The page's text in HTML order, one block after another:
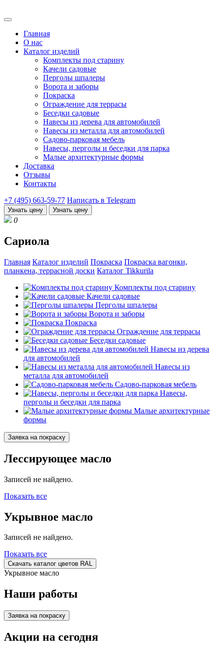
Главная
О нас
Каталог изделий
Комплекты под старину
Качели садовые
Перголы шпалеры
Ворота и заборы
Покраска
Ограждение для террасы
Беседки садовые
Навесы из дерева для автомобилей
Навесы из металла для автомобилей
Садово-парковая мебель
Навесы, перголы и беседки для парка
Малые архитектурные формы
Доставка
Отзывы
Контакты
+7 (495) 663-59-77 Написать в Telegram
Узнать цену Узнать цену
0
Сариола
Главная Каталог изделий Покраска Покраска вагонки,
планкена, террасной доски Каталог Tikkurila
Комплекты под старину
Качели садовые
Перголы шпалеры
Ворота и заборы
Покраска
Ограждение для террасы
Беседки садовые
Навесы из дерева
для автомобилей
Навесы из
металла для автомобилей
Садово-парковая мебель
Навесы,
перголы и беседки для парка
Малые архитектурные
формы
Заявка на покраску
Лессирующее масло
Записей не найдено.
Показать все
Укрывное масло
Записей не найдено.
Показать все
Скачать каталог цветов RAL
Укрывное масло
Наши работы
Заявка на покраску
Акции на сегодня